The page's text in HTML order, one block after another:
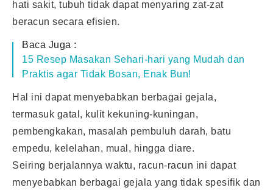
hati sakit, tubuh tidak dapat menyaring zat-zat
beracun secara efisien.
Baca Juga :
15 Resep Masakan Sehari-hari yang Mudah dan
Praktis agar Tidak Bosan, Enak Bun!
Hal ini dapat menyebabkan berbagai gejala,
termasuk gatal, kulit kekuning-kuningan,
pembengkakan, masalah pembuluh darah, batu
empedu, kelelahan, mual, hingga diare.
Seiring berjalannya waktu, racun-racun ini dapat
menyebabkan berbagai gejala yang tidak spesifik dan